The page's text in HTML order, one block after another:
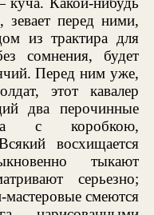
зевает перед ними,
из трактира для
сомнения, будет
Перед ним уже,
этот кавалер
два перочинные
с коробкою,
восхищается
тыкают
серьезно;
смеются